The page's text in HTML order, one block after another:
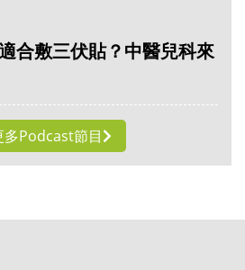
合敷三伏貼？中醫兒科來
多Podcast節目